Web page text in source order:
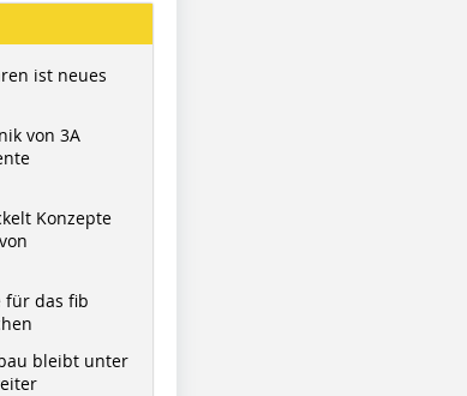
ist neues
von 3A
Konzepte
für das fib
bleibt unter